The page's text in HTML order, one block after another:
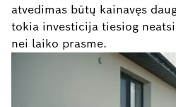
atvedimas būtų kainavęs
tokia investicija tiesiog
nei laiko prasme.